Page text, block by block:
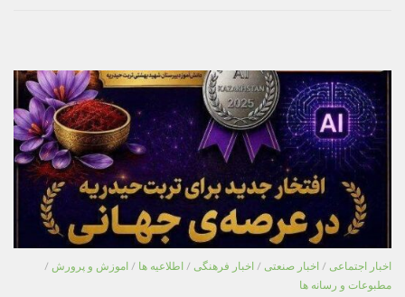
اخبار اجتماعی / اخبار صنعتی / اخبار فرهنگی / اطلاعیه ها / اموزش و پرورش /
مطبوعات و رسانه ها